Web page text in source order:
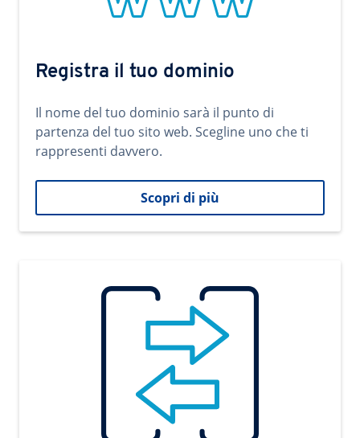
Registra il tuo dominio
Il nome del tuo dominio sarà il punto di
partenza del tuo sito web. Scegline uno che ti
rappresenti davvero.
Scopri di più